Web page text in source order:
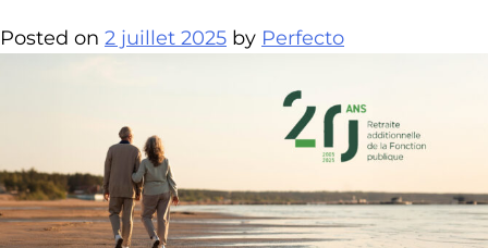
Posted on 2 juillet 2025 by Perfecto